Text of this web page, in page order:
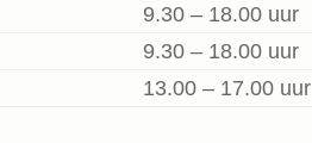
9.30 – 18.00 uur
9.30 – 18.00 uur
13.00 – 17.00 uur